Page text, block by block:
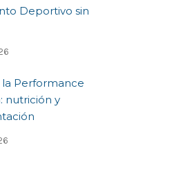
Deportivo sin
Performance
nutrición y